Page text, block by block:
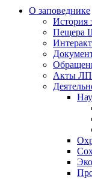
О заповеднике
История
Пещера
Акты